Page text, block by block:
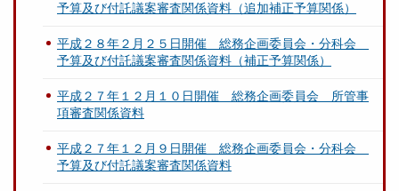
予算及び付託議案審査関係資料（追加補正予算関係）
平成２８年２月２５日開催 総務企画委員会・分科会
予算及び付託議案審査関係資料（補正予算関係）
平成２７年１２月１０日開催 総務企画委員会 所管事
項審査関係資料
平成２７年１２月９日開催 総務企画委員会・分科会
予算及び付託議案審査関係資料